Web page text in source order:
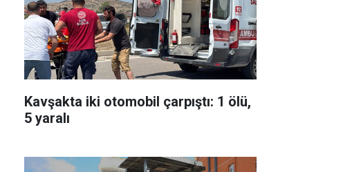
Kavşakta iki otomobil çarpıştı: 1 ölü,
5 yaralı